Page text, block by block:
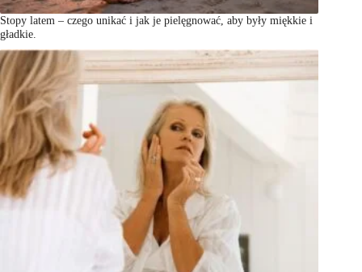
Stopy latem – czego unikać i jak je pielęgnować, aby były miękkie i
gładkie.